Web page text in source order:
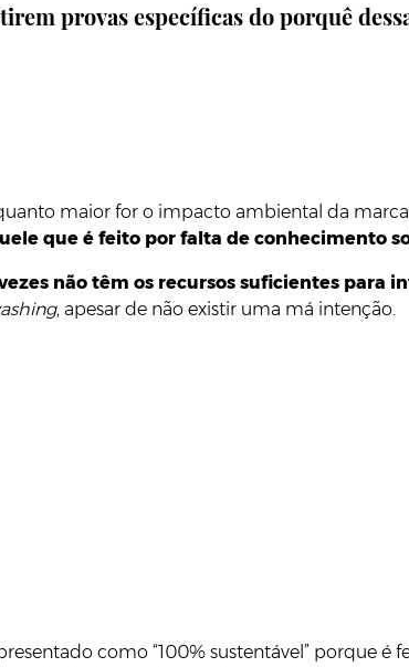
provas específicas do porquê
maior for o impacto ambiental da marca
que é feito por falta de conhecimento
não têm os recursos suficientes para
, apesar de não existir uma má intenção.
como “100% sustentável” porque